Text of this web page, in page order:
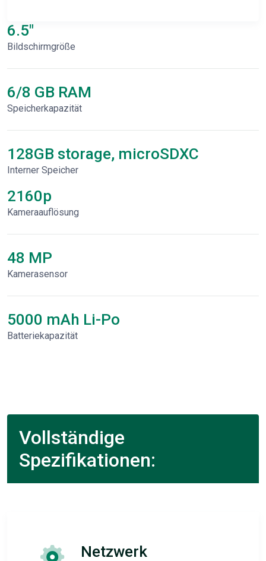
6.5"
Bildschirmgröße
6/8 GB RAM
Speicherkapazität
128GB storage, microSDXC
Interner Speicher
2160p
Kameraauflösung
48 MP
Kamerasensor
5000 mAh Li-Po
Batteriekapazität
Vollständige
Spezifikationen:
Netzwerk